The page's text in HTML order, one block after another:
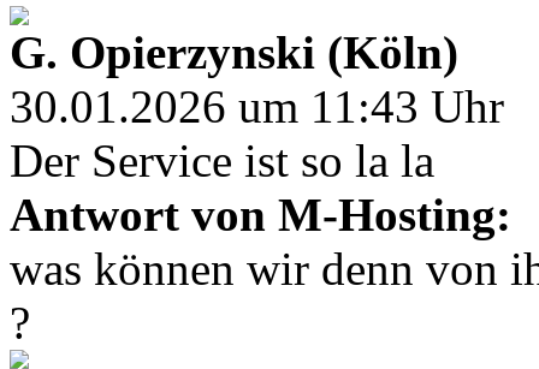
G. Opierzynski (Köln)
30.01.2026 um 11:43 Uhr
Der Service ist so la la
Antwort von M-Hosting:
was können wir denn von
?